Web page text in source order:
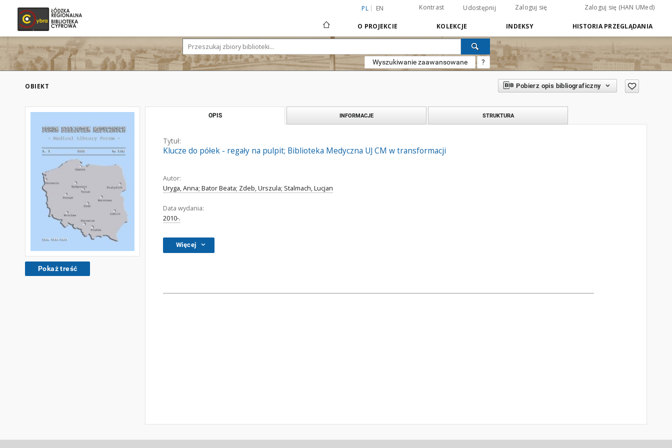
PL EN Kontrast Udostępnij Zaloguj się Zaloguj się (HAN UMed)
O PROJEKCIE KOLEKCJE INDEKSY HISTORIA PRZEGLĄDANIA
Wyszukiwanie zaawansowane ?
OBIEKT Pobierz opis bibliograficzny
Pokaż treść
OPIS INFORMACJE STRUKTURA
Tytuł:
Klucze do półek - regały na pulpit; Biblioteka Medyczna UJ CM w transformacji
Autor:
Uryga, Anna; Bator Beata; Zdeb, Urszula; Stalmach, Lucjan
Data wydania:
2010-.
Więcej